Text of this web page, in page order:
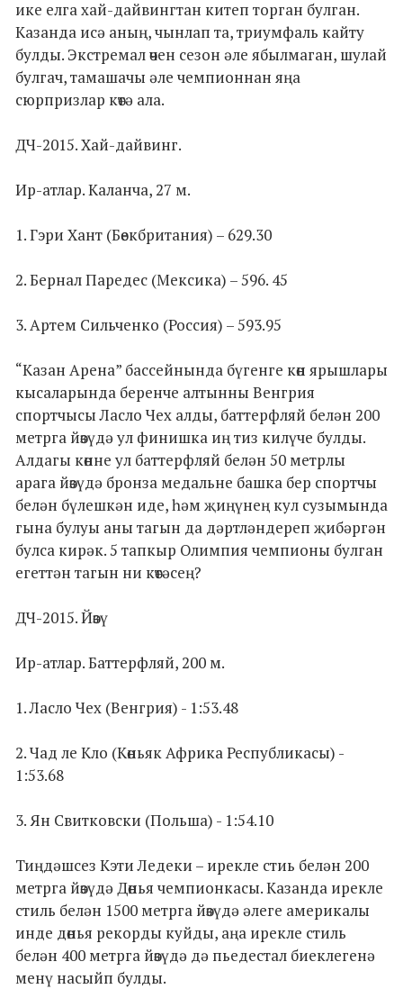
ике елга хай-дайвингтан китеп торган булган.
Казанда исә аның, чынлап та, триумфаль кайту
булды. Экстремал өчен сезон әле ябылмаган, шулай
булгач, тамашачы әле чемпионнан яңа
сюрпризлар көтә ала.
ДЧ-2015. Хай-дайвинг.
Ир-атлар. Каланча, 27 м.
1. Гэри Хант (Бөекбритания) – 629.30
2. Бернал Паредес (Мексика) – 596. 45
3. Артем Сильченко (Россия) – 593.95
“Казан Арена” бассейнында бүгенге көн ярышлары
кысаларында беренче алтынны Венгрия
спортчысы Ласло Чех алды, баттерфляй белән 200
метрга йөзүдә ул финишка иң тиз килүче булды.
Алдагы көнне ул баттерфляй белән 50 метрлы
арага йөзүдә бронза медальне башка бер спортчы
белән бүлешкән иде, һәм җиңүнең кул сузымында
гына булуы аны тагын да дәртләндереп җибәргән
булса кирәк. 5 тапкыр Олимпия чемпионы булган
егеттән тагын ни көтәсең?
ДЧ-2015. Йөзү
Ир-атлар. Баттерфляй, 200 м.
1. Ласло Чех (Венгрия) - 1:53.48
2. Чад ле Кло (Көньяк Африка Республикасы) -
1:53.68
3. Ян Свитковски (Польша) - 1:54.10
Тиңдәшсез Кэти Ледеки – ирекле стиь белән 200
метрга йөзүдә Дөнья чемпионкасы. Казанда ирекле
стиль белән 1500 метрга йөзүдә әлеге америкалы
инде дөнья рекорды куйды, аңа ирекле стиль
белән 400 метрга йөзүдә дә пьедестал биеклегенә
менү насыйп булды.